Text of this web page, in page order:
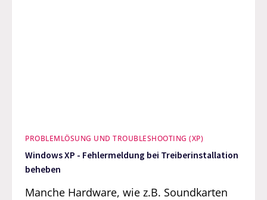
PROBLEMLÖSUNG UND TROUBLESHOOTING (XP)
Windows XP - Fehlermeldung bei Treiberinstallation
beheben
Manche Hardware, wie z.B. Soundkarten